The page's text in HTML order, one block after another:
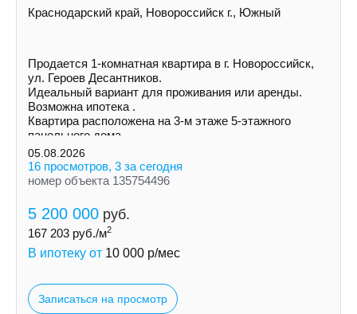
Краснодарский край, Новороссийск г., Южный
Продается 1‑комнатная квартира в г. Новороссийск,
ул. Героев Десантников.
Идеальный вариант для проживания или аренды.
Возможна ипотека .
Квартира расположена на 3-м этаже 5-этажного
панельного дома.
05.08.2026
16 просмотров, 3 за сегодня
номер объекта 135754496
5 200 000 руб.
167 203 руб./м2
В ипотеку от 10 000 р/мес
Записаться на просмотр